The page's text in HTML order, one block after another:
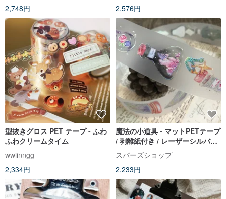
2,748円
2,576円
型抜きグロス PET テープ - ふわ
ふわクリームタイム
wwiinngg
2,334円
魔法の小道具 - マットPETテープ
/ 剥離紙付き / レーザーシルバー
加工
スパーズショップ
2,233円